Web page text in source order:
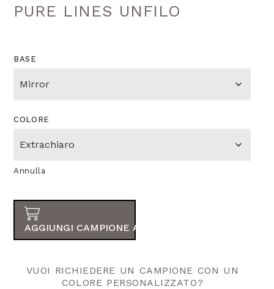
PURE LINES UNFILO
BASE
COLORE
Annulla
AGGIUNGI CAMPIONE AL TUO ORDINE
VUOI RICHIEDERE UN CAMPIONE CON UN
COLORE PERSONALIZZATO?